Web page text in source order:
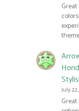
July